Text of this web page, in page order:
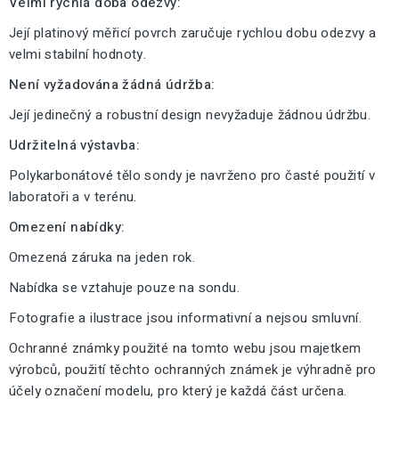
Její platinový měřicí povrch zaručuje rychlou dobu odezvy a
velmi stabilní hodnoty.
Není vyžadována žádná údržba:
Její jedinečný a robustní design nevyžaduje žádnou údržbu.
Udržitelná výstavba:
Polykarbonátové tělo sondy je navrženo pro časté použití v
laboratoři a v terénu.
Omezení nabídky:
Omezená záruka na jeden rok.
Nabídka se vztahuje pouze na sondu.
Fotografie a ilustrace jsou informativní a nejsou smluvní.
Ochranné známky použité na tomto webu jsou majetkem
výrobců, použití těchto ochranných známek je výhradně pro
účely označení modelu, pro který je každá část určena.